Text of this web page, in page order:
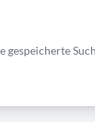
gespeicherte